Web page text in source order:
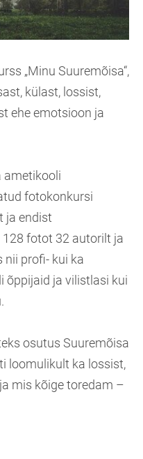
„Minu Suuremõisa“,
külast, lossist,
ehe emotsioon ja
ametikooli
fotokonkursi
ja endist
fotot 32 autorilt ja
nii profi- kui ka
õppijaid ja vilistlasi kui
osutus Suuremõisa
loomulikult ka lossist,
mis kõige toredam –